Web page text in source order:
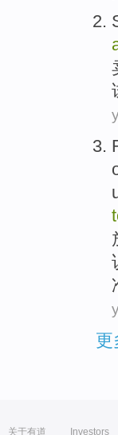
更
关于有道 Investors